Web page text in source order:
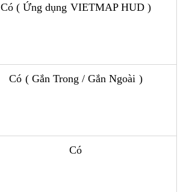
Có ( Ứng dụng VIETMAP HUD )
Có ( Gắn Trong / Gắn Ngoài )
Có